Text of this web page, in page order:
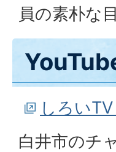
員の素朴な
しろいTV
白井市のチ